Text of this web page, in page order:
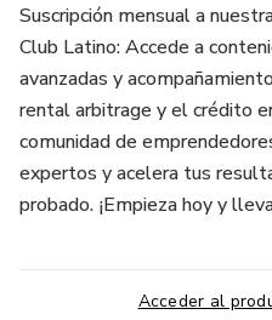
Suscripción mensual a
Club Latino: Accede a
avanzadas y
rental arbitrage y el crédito
comunidad de
expertos y acelera tus
probado. ¡Empieza hoy y
Acceder al